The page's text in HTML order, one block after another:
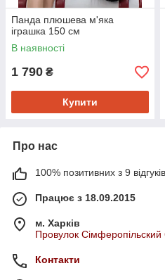
Панда плюшева м'яка
іграшка 150 см
В наявності
1 790 ₴
Купити
Про нас
100% позитивних з 9
Працює з 18.09.2015
м. Харків
Провулок Сімферопільский
Контакти